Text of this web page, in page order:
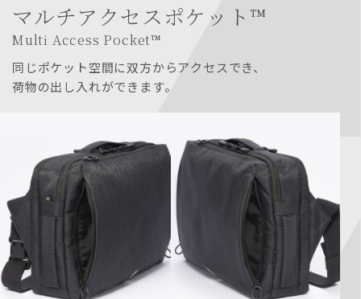
マルチアクセスポケット™
Multi Access Pocket™
同じポケット空間に双方からアクセスでき、
荷物の出し入れができます。